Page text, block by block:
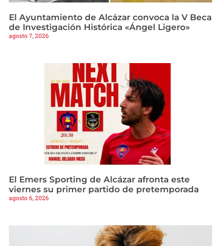
El Ayuntamiento de Alcázar convoca la V Beca
de Investigación Histórica «Ángel Ligero»
agosto 7, 2026
El Emers Sporting de Alcázar afronta este
viernes su primer partido de pretemporada
agosto 6, 2026